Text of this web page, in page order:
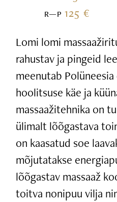
R—P125 €
Lomi lomi
rahustav ja pingeid
meenutab
hoolitsuse käe ja
massaažitehnika on
ülimalt lõõgastava
on kaasatud soe
mõjutatakse
lõõgastav massaaž
toitva nonipuu vilja